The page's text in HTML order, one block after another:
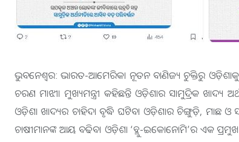
ଭୁବନେଶ୍ଵର: ଭାରତ-ଆମେରିକା ନୂତନ ବାଣିଜ୍ୟ ଚୁକ୍ତିରୁ
ଚରଣ ମାଝୀ। ମୁଖ୍ୟମନ୍ତ୍ରୀ କହିଛନ୍ତି ଓଡ଼ିଶାର ସାମୁଦ୍ରିକ
ଓଡ଼ିଶା ଖାଦ୍ୟର ଚାହିଦା ବୃଦ୍ଧି ଘଟିବ। ଓଡ଼ିଶାର ଚିଙ୍ଗୁଡ଼ି, ମାଛ ଓ
ଚାଷୀମାନଙ୍କ ଆୟ ବଢିବ। ଓଡ଼ିଶା ‘ବ୍ଲୁ-ଇକୋନୋମି’ର ଏକ